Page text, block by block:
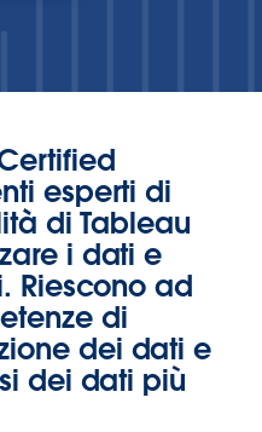
esperti di
di Tableau
i dati e
Riescono ad
di
dei dati e
dei dati più